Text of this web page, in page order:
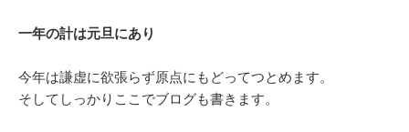
一年の計は元旦にあり
今年は謙虚に欲張らず原点にもどってつとめます。
そしてしっかりここでブログも書きます。